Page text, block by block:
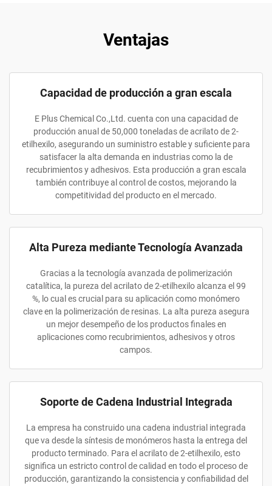
Ventajas
Capacidad de producción a gran escala
E Plus Chemical Co.,Ltd. cuenta con una capacidad de
producción anual de 50,000 toneladas de acrilato de 2-
etilhexilo, asegurando un suministro estable y suficiente para
satisfacer la alta demanda en industrias como la de
recubrimientos y adhesivos. Esta producción a gran escala
también contribuye al control de costos, mejorando la
competitividad del producto en el mercado.
Alta Pureza mediante Tecnología Avanzada
Gracias a la tecnología avanzada de polimerización
catalítica, la pureza del acrilato de 2-etilhexilo alcanza el 99
%, lo cual es crucial para su aplicación como monómero
clave en la polimerización de resinas. La alta pureza asegura
un mejor desempeño de los productos finales en
aplicaciones como recubrimientos, adhesivos y otros
campos.
Soporte de Cadena Industrial Integrada
La empresa ha construido una cadena industrial integrada
que va desde la síntesis de monómeros hasta la entrega del
producto terminado. Para el acrilato de 2-etilhexilo, esto
significa un estricto control de calidad en todo el proceso de
producción, garantizando la consistencia y confiabilidad del